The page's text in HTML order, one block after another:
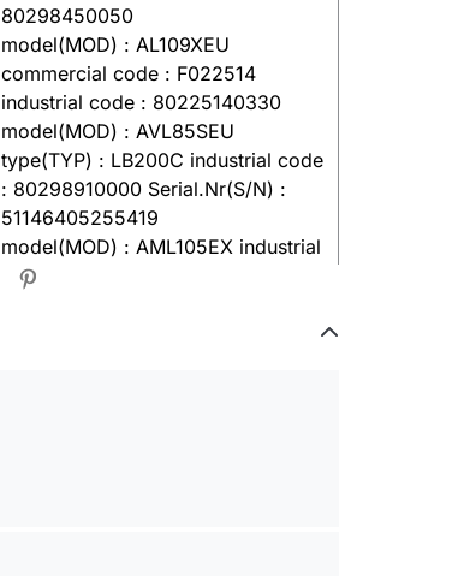
80298450050
model(MOD) : AL109XEU
commercial code : F022514
industrial code : 80225140330
model(MOD) : AVL85SEU
type(TYP) : LB200C industrial code
: 80298910000 Serial.Nr(S/N) :
51146405255419
model(MOD) : AML105EX industrial
code : 80305820050